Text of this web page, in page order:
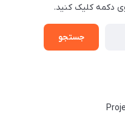
دکمه کلیک کنید.
جستجو